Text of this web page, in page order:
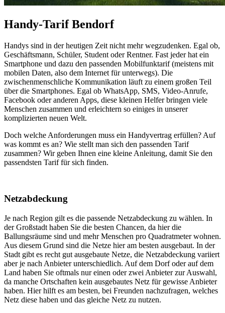
Handy-Tarif Bendorf
Handys sind in der heutigen Zeit nicht mehr wegzudenken. Egal ob,
Geschäftsmann, Schüler, Student oder Rentner. Fast jeder hat ein
Smartphone und dazu den passenden Mobilfunktarif (meistens mit
mobilen Daten, also dem Internet für unterwegs). Die
zwischenmenschliche Kommunikation läuft zu einem großen Teil
über die Smartphones. Egal ob WhatsApp, SMS, Video-Anrufe,
Facebook oder anderen Apps, diese kleinen Helfer bringen viele
Menschen zusammen und erleichtern so einiges in unserer
komplizierten neuen Welt.
Doch welche Anforderungen muss ein Handyvertrag erfüllen? Auf
was kommt es an? Wie stellt man sich den passenden Tarif
zusammen? Wir geben Ihnen eine kleine Anleitung, damit Sie den
passendsten Tarif für sich finden.
Netzabdeckung
Je nach Region gilt es die passende Netzabdeckung zu wählen. In
der Großstadt haben Sie die besten Chancen, da hier die
Ballungsräume sind und mehr Menschen pro Quadratmeter wohnen.
Aus diesem Grund sind die Netze hier am besten ausgebaut. In der
Stadt gibt es recht gut ausgebaute Netze, die Netzabdeckung variiert
aber je nach Anbieter unterschiedlich. Auf dem Dorf oder auf dem
Land haben Sie oftmals nur einen oder zwei Anbieter zur Auswahl,
da manche Ortschaften kein ausgebautes Netz für gewisse Anbieter
haben. Hier hilft es am besten, bei Freunden nachzufragen, welches
Netz diese haben und das gleiche Netz zu nutzen.